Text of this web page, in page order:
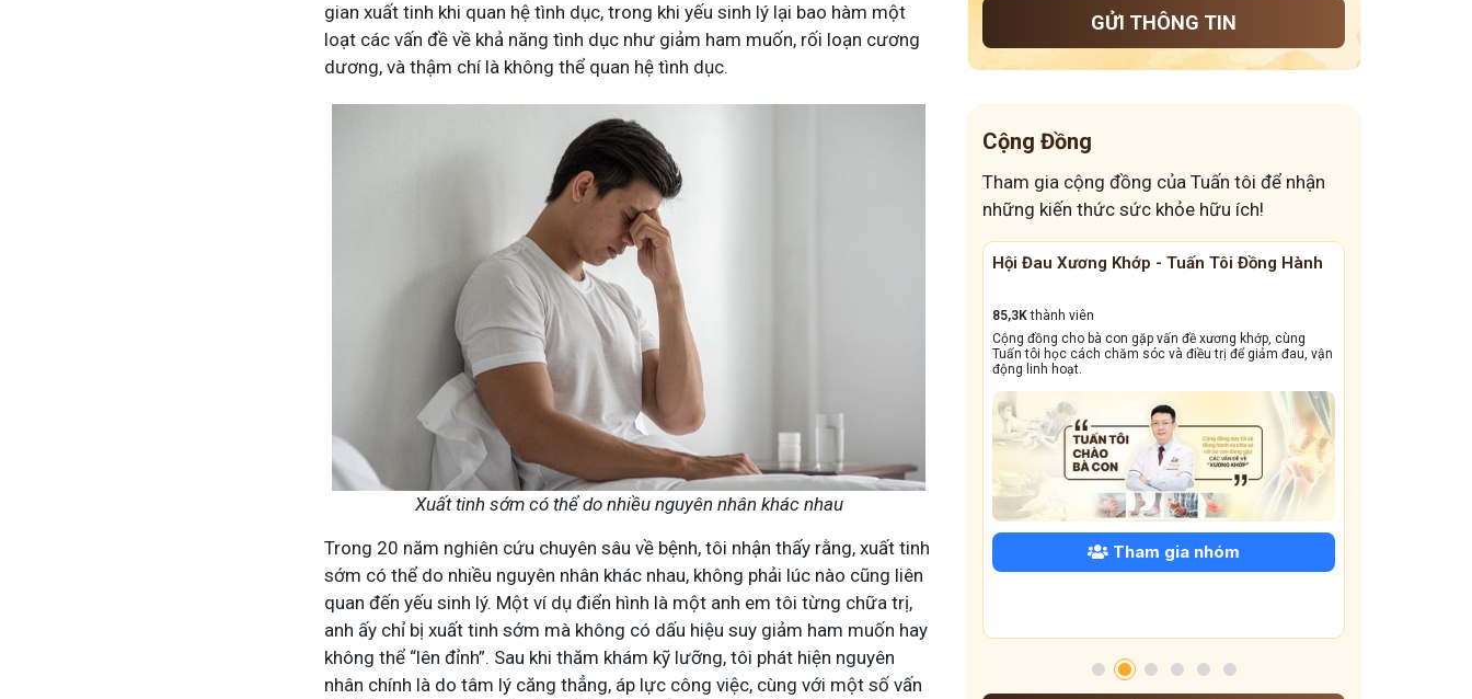
gian xuất tinh khi quan hệ tình dục, trong khi yếu sinh lý lại bao hàm một
loạt các vấn đề về khả năng tình dục như giảm ham muốn, rối loạn cương
dương, và thậm chí là không thể quan hệ tình dục.
Xuất tinh sớm có thể do nhiều nguyên nhân khác nhau
Trong 20 năm nghiên cứu chuyên sâu về bệnh, tôi nhận thấy rằng, xuất tinh
sớm có thể do nhiều nguyên nhân khác nhau, không phải lúc nào cũng liên
quan đến yếu sinh lý. Một ví dụ điển hình là một anh em tôi từng chữa trị,
anh ấy chỉ bị xuất tinh sớm mà không có dấu hiệu suy giảm ham muốn hay
không thể “lên đỉnh”. Sau khi thăm khám kỹ lưỡng, tôi phát hiện nguyên
nhân chính là do tâm lý căng thẳng, áp lực công việc, cùng với một số vấn
GỬI THÔNG TIN
Cộng Đồng
Tham gia cộng đồng của Tuấn tôi để nhận
những kiến thức sức khỏe hữu ích!
Mề Đay Đỗ Minh - Đánh Bay Mẩn Ngứa
Mề đay, mẩn ngứa gây khó chịu và ảnh hưởng sinh hoạt.
Đây là nơi tôi chia sẻ cách giảm ngứa, làm dịu da và
Tham gia nhóm
Tuấn tôi - Y diệu thuốc nam
95,5k
thành viên
Góc nhỏ tôi chia sẻ với bà con về chuyện thuốc Nam, về
tất tần tật kiến thức sức khỏe và cách chăm sóc bản
thân theo YHCT.
Tham gia nhóm
Hội Đau Xương Khớp - Tuấn Tôi Đồng Hành
85,3Kthành viên
Cộng đồng cho bà con gặp vấn đề xương khớp, cùng
Tuấn tôi học cách chăm sóc và điều trị để giảm đau, vận
động linh hoạt.
Tham gia nhóm